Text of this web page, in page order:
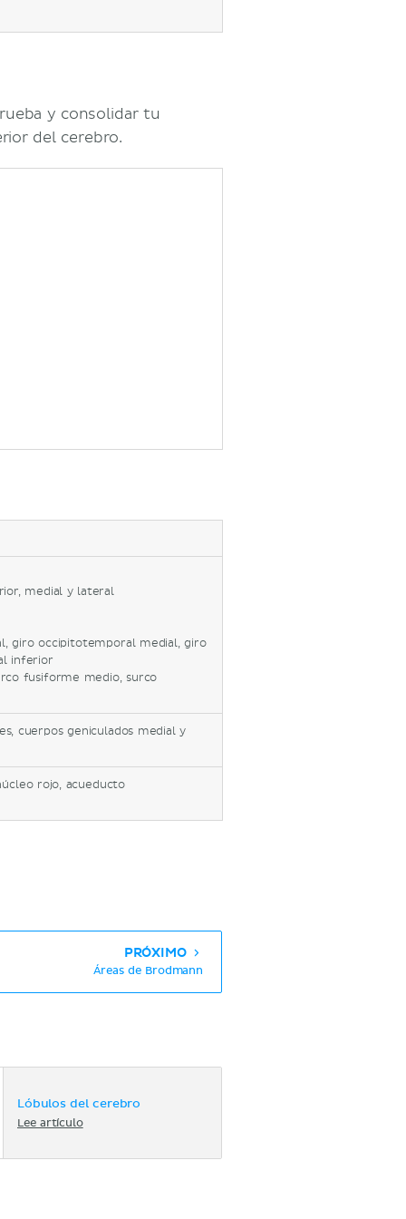
y consolidar tu
del cerebro.
medial y lateral
giro occipitotemporal medial, giro
inferior
fusiforme medio, surco
cuerpos geniculados medial y
rojo, acueducto
PRÓXIMO
Áreas de Brodmann
Lóbulos del cerebro
Lee artículo